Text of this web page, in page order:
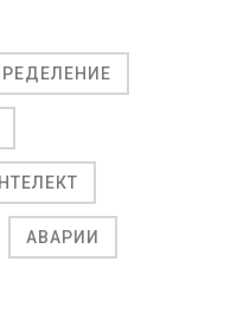
АВАРИИ